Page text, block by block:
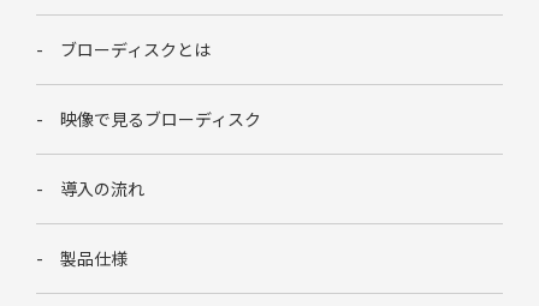
ブローディスクとは
映像で見るブローディスク
導入の流れ
製品仕様